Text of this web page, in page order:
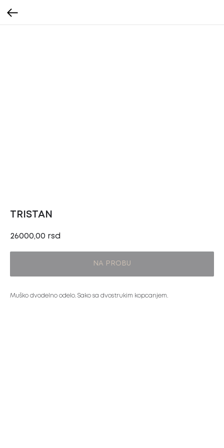
TRISTAN
26000,00 rsd
NA PROBU
Muško dvodelno odelo. Sako sa dvostrukim kopcanjem.